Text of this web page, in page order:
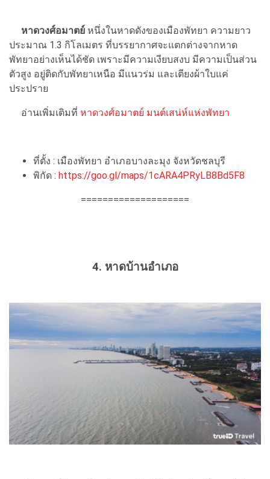
หาดวงศ์อมาตย์ หนึ่งในหาดดังของเมืองพัทยา ความยาว
ประมาณ 1.3 กิโลเมตร ที่บรรยากาศจะแตกต่างจากหาด
พัทยาอย่างเห็นได้ชัด เพราะมีความเงียบสงบ มีความเป็นส่วน
ตัวสูง อยู่ติดกับพัทยาเหนือ มีแนวร่ม และเตียงผ้าใบแค่
ประปราย
อ่านเพิ่มเติมที่ หาดวงศ์อมาตย์ มนต์เสน่ห์แห่งพัทยา
ที่ตั้ง : เมืองพัทยา อำเภอบางละมุง จังหวัดชลบุรี
พิกัด : https://goo.gl/maps/1cARA4PRyLB8Bd5F8
====================
4. หาดบ้านอำเภอ